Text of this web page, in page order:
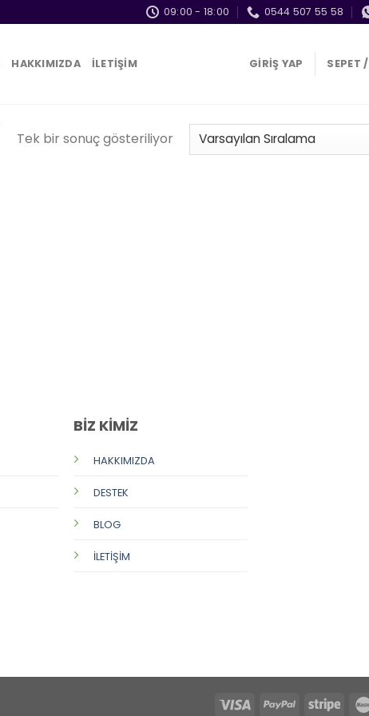
09:00 - 18:00 0544 507 55 58
HAKKIMIZDA İLETİŞİM GIRIŞ YAP SEPET /
Tek bir sonuç gösteriliyor
BİZ KİMİZ
HAKKIMIZDA
DESTEK
BLOG
İLETİŞİM